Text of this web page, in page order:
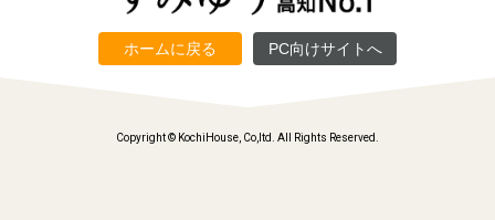
ホームに戻る PC向けサイトへ
Copyright © KochiHouse, Co,ltd. All Rights Reserved.